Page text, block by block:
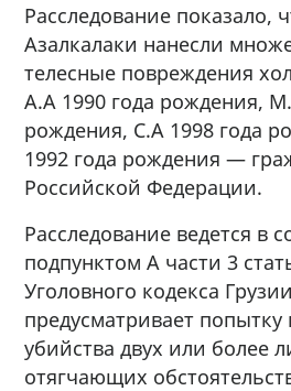
Расследование показало,
Азалкалаки нанесли
телесные повреждения
А.А 1990 года рождения,
рождения, С.А 1998 года
1992 года рождения —
Российской Федерации.
Расследование ведется в
подпунктом А части 3
Уголовного кодекса
предусматривает
убийства двух или более
отягчающих